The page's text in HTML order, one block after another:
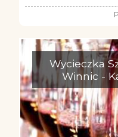
Wycieczka
Winnic -